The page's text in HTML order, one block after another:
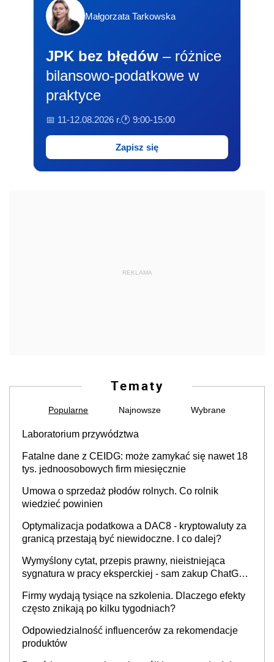
Małgorzata Tarkowska
JPK bez błędów – różnice
bilansowo-podatkowe w
praktyce
📅 11-12.08.2026 r.🕐 9:00-15:00
Zapisz się
REKLAMA
Tematy
Popularne Najnowsze Wybrane
Laboratorium przywództwa
Fatalne dane z CEIDG: może zamykać się nawet 18
tys. jednoosobowych firm miesięcznie
Umowa o sprzedaż płodów rolnych. Co rolnik
wiedzieć powinien
Optymalizacja podatkowa a DAC8 - kryptowaluty za
granicą przestają być niewidoczne. I co dalej?
Wymyślony cytat, przepis prawny, nieistniejąca
sygnatura w pracy eksperckiej - sam zakup ChatGPT
Firmy wydają tysiące na szkolenia. Dlaczego efekty
często znikają po kilku tygodniach?
Odpowiedzialność influencerów za rekomendacje
produktów